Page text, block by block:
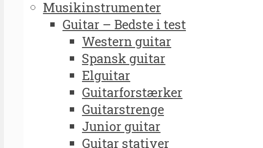
Musikinstrumenter
Guitar – Bedste i test
Western guitar
Spansk guitar
Elguitar
Guitarforstærker
Guitarstrenge
Junior guitar
Guitar stativer